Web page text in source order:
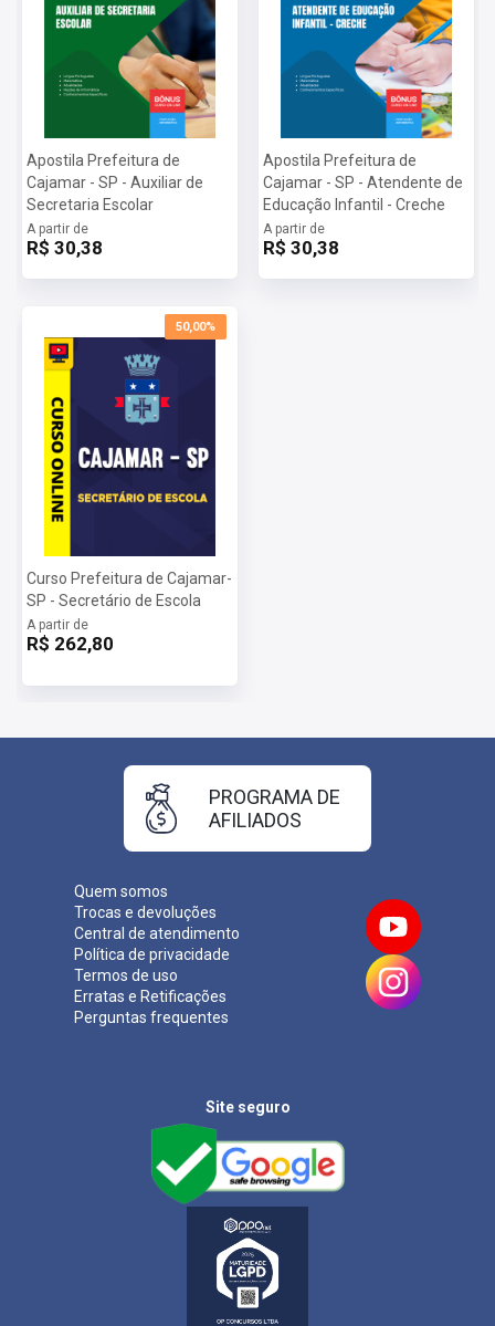
Apostila Prefeitura de
Cajamar - SP - Auxiliar de
Secretaria Escolar
A partir de
R$ 30,38
Apostila Prefeitura de
Cajamar - SP - Atendente de
Educação Infantil - Creche
A partir de
R$ 30,38
50,00%
Curso Prefeitura de Cajamar-
SP - Secretário de Escola
A partir de
R$ 262,80
Quem somos
Trocas e devoluções
Central de atendimento
Política de privacidade
Termos de uso
Erratas e Retificações
Perguntas frequentes
PROGRAMA DE
AFILIADOS
Site seguro